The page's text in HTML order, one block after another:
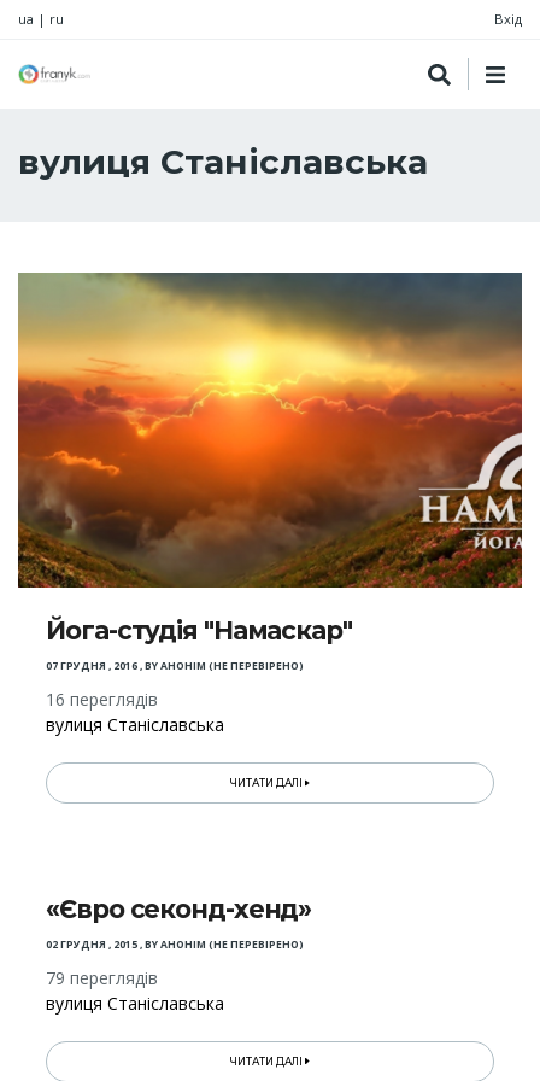
ua | ru Вхід
вулиця Станіславська
Йога-студія "Намаскар"
07 ГРУДНЯ , 2016,BYАНОНІМ (НЕ ПЕРЕВІРЕНО)
16 переглядів
вулиця Станіславська
ЧИТАТИ ДАЛІ
«Євро секонд-хенд»
02 ГРУДНЯ , 2015,BYАНОНІМ (НЕ ПЕРЕВІРЕНО)
79 переглядів
вулиця Станіславська
ЧИТАТИ ДАЛІ